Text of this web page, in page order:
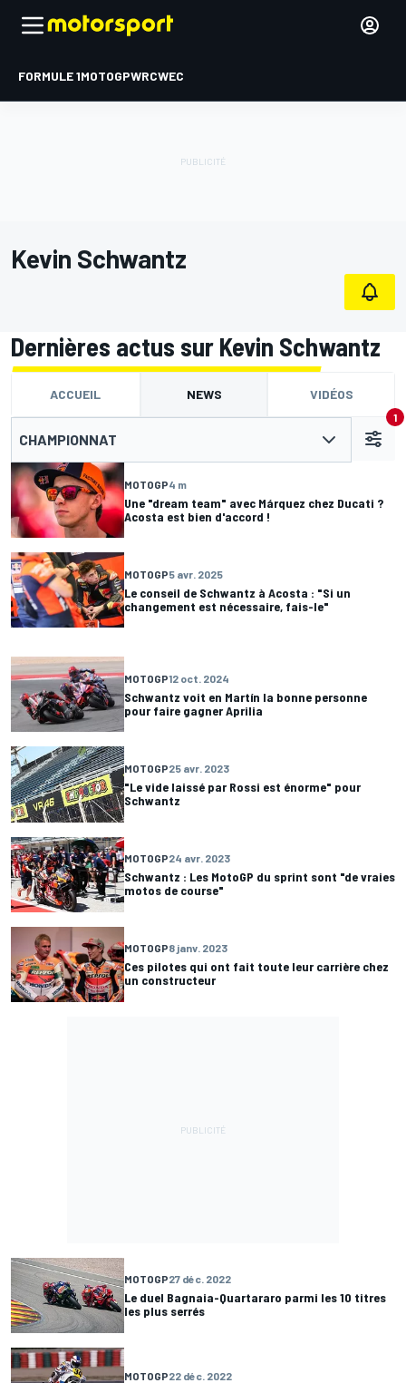
FORMULE 1MOTOGPWRCWEC
Kevin Schwantz
Dernières actus sur Kevin Schwantz
ACCUEIL NEWS VIDÉOS
CHAMPIONNAT
1
MOTOGP4 m
Une "dream team" avec Márquez chez Ducati ?
Acosta est bien d'accord !
MOTOGP5 avr. 2025
Le conseil de Schwantz à Acosta : "Si un
changement est nécessaire, fais-le"
MOTOGP12 oct. 2024
Schwantz voit en Martín la bonne personne
pour faire gagner Aprilia
MOTOGP25 avr. 2023
"Le vide laissé par Rossi est énorme" pour
Schwantz
MOTOGP24 avr. 2023
Schwantz : Les MotoGP du sprint sont "de vraies
motos de course"
MOTOGP8 janv. 2023
Ces pilotes qui ont fait toute leur carrière chez
un constructeur
MOTOGP27 déc. 2022
Le duel Bagnaia-Quartararo parmi les 10 titres
les plus serrés
MOTOGP22 déc. 2022